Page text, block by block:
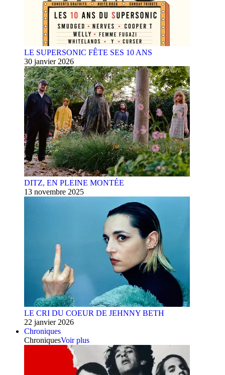
LE SUPERSONIC FÊTE SES 10 ANS
30 janvier 2026
DITZ, EN PLEINE MONTÉE
13 novembre 2025
LE CRI DU COEUR DE JEHNNY BETH
22 janvier 2026
Chroniques
ChroniquesVoir plus